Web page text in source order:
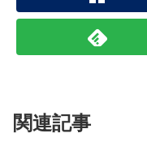
関連記事